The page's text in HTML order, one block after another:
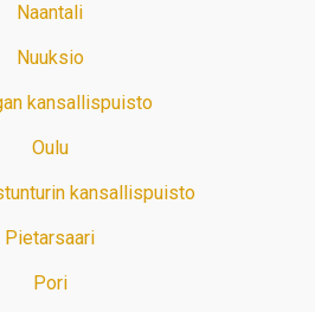
Naantali
Nuuksio
kansallispuisto
Oulu
kansallispuisto
Pietarsaari
Pori